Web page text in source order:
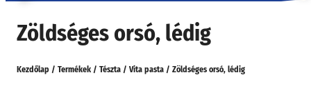
Zöldséges orsó, lédig
Kezdőlap / Termékek / Tészta / Vita pasta / Zöldséges orsó, lédig